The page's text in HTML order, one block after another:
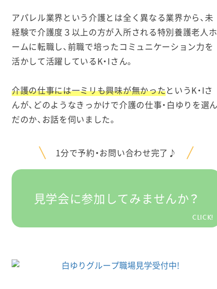
アパレル業界という介護とは全く異なる業界から、未
経験で介護度３以上の方が入所される特別養護老人ホ
ームに転職し、前職で培ったコミュニケーション力を
活かして活躍しているK・Iさん。
介護の仕事には一ミリも興味が無かったというK・Iさ
んが、どのようなきっかけで介護の仕事・白ゆりを選
だのか、お話を伺いました。
1分で予約・お問い合わせ完了♪
見学会に参加してみませんか？
CLICK!